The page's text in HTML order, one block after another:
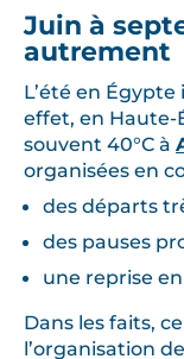
Juin à
autrement
L’été en
effet, en Haute-
souvent 40°C à
organisées en
des départs
des pauses
une reprise
Dans les faits,
l’organisation